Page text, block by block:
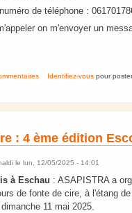
de téléphone :
on m'envoyer un
d'infos sur les ruches Basse
Identifiez-vous pour
: 4 ème édition
le lun, 12/05/2025 - 14:01
à Eschau : ASAPISTRA a
de fonte de cire, à l'étang
11 mai 2025.